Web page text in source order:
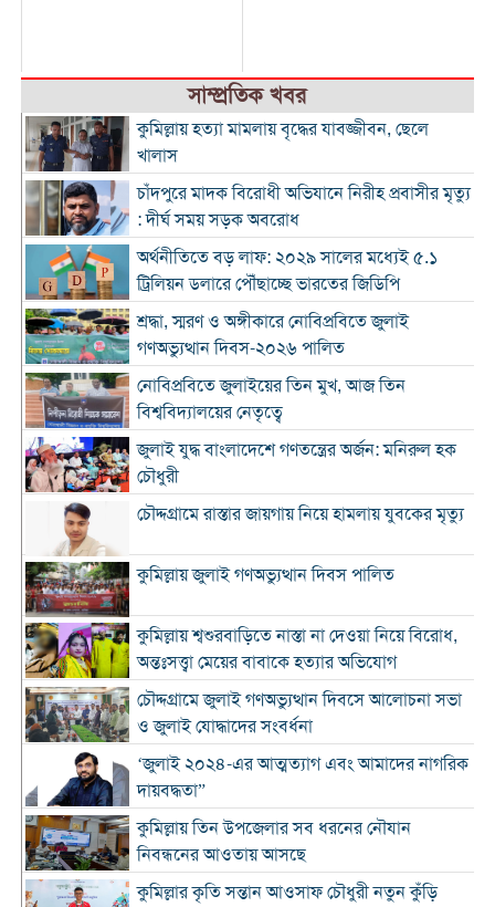
সাম্প্রতিক খবর
কুমিল্লায় হত্যা মামলায় বৃদ্ধের যাবজ্জীবন, ছেলে
খালাস
চাঁদপুরে মাদক বিরোধী অভিযানে নিরীহ প্রবাসীর মৃত্যু
: দীর্ঘ সময় সড়ক অবরোধ
অর্থনীতিতে বড় লাফ: ২০২৯ সালের মধ্যেই ৫.১
ট্রিলিয়ন ডলারে পৌঁছাচ্ছে ভারতের জিডিপি
শ্রদ্ধা, স্মরণ ও অঙ্গীকারে নোবিপ্রবিতে জুলাই
গণঅভ্যুত্থান দিবস-২০২৬ পালিত
নোবিপ্রবিতে জুলাইয়ের তিন মুখ, আজ তিন
বিশ্ববিদ্যালয়ের নেতৃত্বে
জুলাই যুদ্ধ বাংলাদেশে গণতন্ত্রের অর্জন: মনিরুল হক
চৌধুরী
চৌদ্দগ্রামে রাস্তার জায়গায় নিয়ে হামলায় যুবকের মৃত্যু
কুমিল্লায় জুলাই গণঅভ্যুত্থান দিবস পালিত
কুমিল্লায় শ্বশুরবাড়িতে নাস্তা না দেওয়া নিয়ে বিরোধ,
অন্তঃসত্ত্বা মেয়ের বাবাকে হত্যার অভিযোগ
চৌদ্দগ্রামে জুলাই গণঅভ্যুত্থান দিবসে আলোচনা সভা
ও জুলাই যোদ্ধাদের সংবর্ধনা
‘জুলাই ২০২৪-এর আত্মত্যাগ এবং আমাদের নাগরিক
দায়বদ্ধতা”
কুমিল্লায় তিন উপজেলার সব ধরনের নৌযান
নিবন্ধনের আওতায় আসছে
কুমিল্লার কৃতি সন্তান আওসাফ চৌধুরী নতুন কুঁড়ি